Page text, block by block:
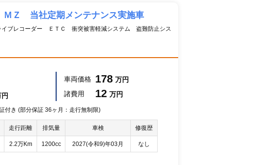
Ｚ 当社定期メンテナンス実施車
ブレコーダー ＥＴＣ 衝突被害軽減システム 盗難防止シス
車両価格 178 万円
諸費用
12 万円
付き (部分保証 36ヶ月：走行無制限)
走行距離 排気量 車検 修復歴
2.2万Km 1200cc 2027(令和9)年03月 なし